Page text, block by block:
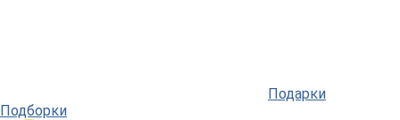
Подарки
Подборки